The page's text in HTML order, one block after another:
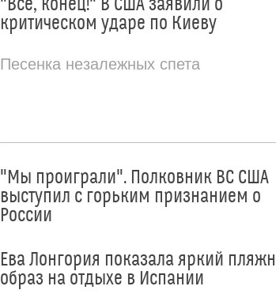
"Все, конец!" В США заявили о
критическом ударе по Киеву
Песенка незалежных спета
"Мы проиграли". Полковник ВС США
выступил с горьким признанием о
России
Ева Лонгория показала яркий
образ на отдыхе в Испании